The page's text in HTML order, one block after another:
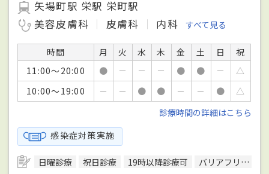
矢場町駅 栄駅 栄町駅
美容皮膚科
皮膚科 内科 すべて見る
時間 月 火 水 木 金 土 日
祝
11:00～20:00
● － － － ● ● －
△
10:00～19:00
－ － ● ● － － ●
△
診療時間の詳細はこちら
感染症対策実施
日曜診療 祝日診療 19時以降診療可 バリアフリー対応